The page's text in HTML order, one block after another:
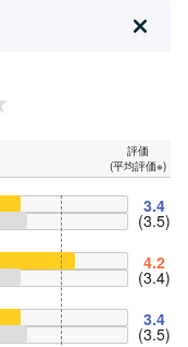
評価
(平均評価※)
3.4
(3.5)
4.2
(3.4)
3.4
(3.5)